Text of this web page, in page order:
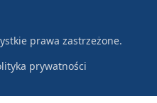
prawa zastrzeżone.
prywatności